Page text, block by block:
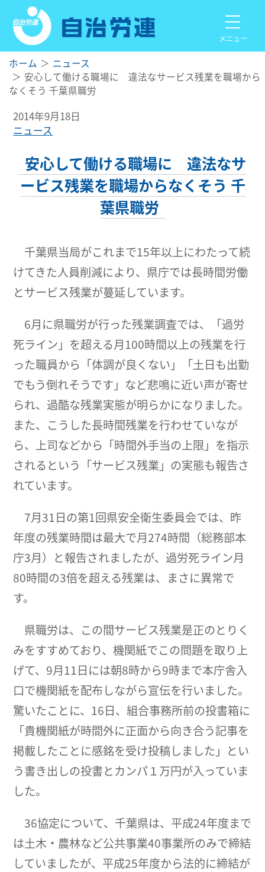
メニュー
ホーム
ニュース
安心して働ける職場に 違法なサービス残業を職場から
なくそう 千葉県職労
2014年9月18日
ニュース
安心して働ける職場に 違法なサ
ービス残業を職場からなくそう 千
葉県職労
千葉県当局がこれまで15年以上にわたって続
けてきた人員削減により、県庁では長時間労働
とサービス残業が蔓延しています。
6月に県職労が行った残業調査では、「過労
死ライン」を超える月100時間以上の残業を行
った職員から「体調が良くない」「土日も出勤
でもう倒れそうです」など悲鳴に近い声が寄せ
られ、過酷な残業実態が明らかになりました。
また、こうした長時間残業を行わせていなが
ら、上司などから「時間外手当の上限」を指示
されるという「サービス残業」の実態も報告さ
れています。
7月31日の第1回県安全衛生委員会では、昨
年度の残業時間は最大で月274時間（総務部本
庁3月）と報告されましたが、過労死ライン月
80時間の3倍を超える残業は、まさに異常で
す。
県職労は、この間サービス残業是正のとりく
みをすすめており、機関紙でこの問題を取り上
げて、9月11日には朝8時から9時まで本庁舎入
口で機関紙を配布しながら宣伝を行いました。
驚いたことに、16日、組合事務所前の投書箱に
「貴機関紙が時間外に正面から向き合う記事を
掲載したことに感銘を受け投稿しました」とい
う書き出しの投書とカンパ１万円が入っていま
した。
36協定について、千葉県は、平成24年度まで
は土木・農林など公共事業40事業所のみで締結
していましたが、平成25年度から法的に締結が